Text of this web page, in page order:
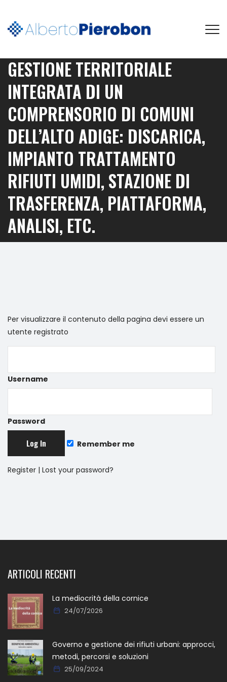
GESTIONE TERRITORIALE
INTEGRATA DI UN
COMPRENSORIO DI COMUNI
DELL’ALTO ADIGE: DISCARICA,
IMPIANTO TRATTAMENTO
RIFIUTI UMIDI, STAZIONE DI
TRASFERENZA, PIATTAFORMA,
ANALISI, ETC.
Per visualizzare il contenuto della pagina devi essere un
utente registrato
Username
Password
Remember me
Register | Lost your password?
ARTICOLI RECENTI
La mediocrità della cornice
24/07/2026
Governo e gestione dei rifiuti urbani: approcci,
metodi, percorsi e soluzioni
25/09/2024